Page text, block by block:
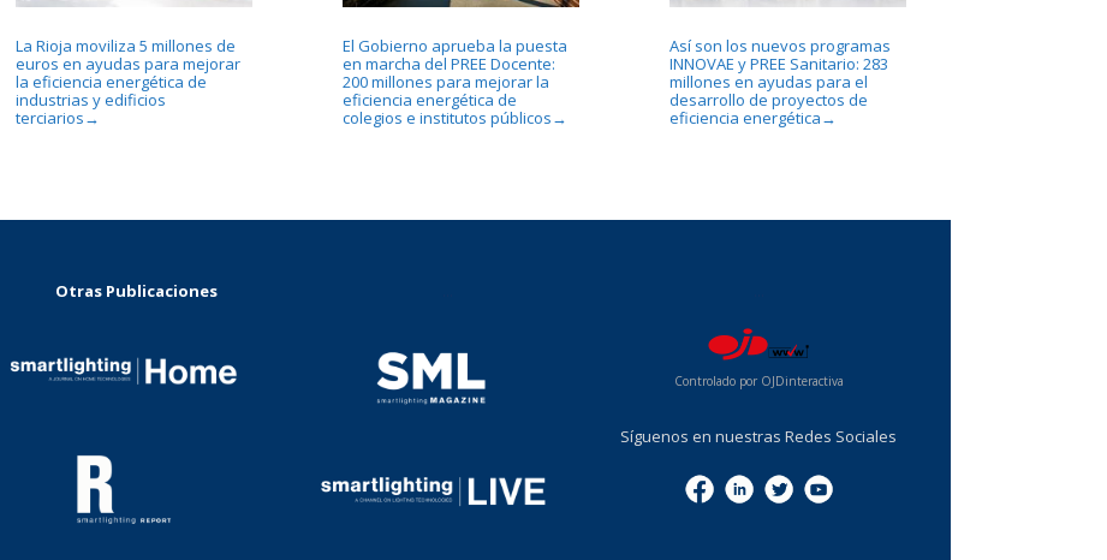
La Rioja moviliza 5 millones de
euros en ayudas para mejorar
la eficiencia energética de
industrias y edificios
terciarios →
El Gobierno aprueba la puesta
en marcha del PREE Docente:
200 millones para mejorar la
eficiencia energética de
colegios e institutos públicos →
Así son los nuevos programas
INNOVAE y PREE Sanitario: 283
millones en ayudas para el
desarrollo de proyectos de
eficiencia energética →
Otras Publicaciones
Controlado por OJDinteractiva
Síguenos en nuestras Redes Sociales